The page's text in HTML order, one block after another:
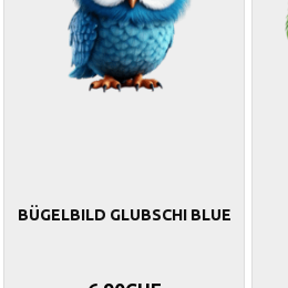
BÜGELBILD GLUBSCHI BLUE